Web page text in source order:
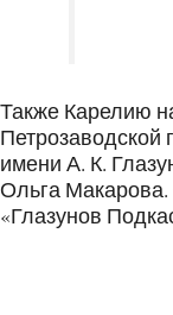
Также Карелию
Петрозаводской
имени А. К.
Ольга
«Глазунов